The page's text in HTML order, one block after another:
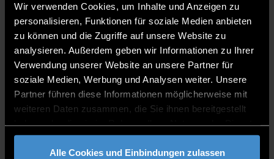
Wir verwenden Cookies, um Inhalte und Anzeigen zu
personalisieren, Funktionen für soziale Medien anbieten
zu können und die Zugriffe auf unsere Website zu
analysieren. Außerdem geben wir Informationen zu Ihrer
Verwendung unserer Website an unsere Partner für
soziale Medien, Werbung und Analysen weiter. Unsere
Partner führen diese Informationen möglicherweise mit
weiteren Daten zusammen, die Sie ihnen bereitgestellt
gesammelt haben.
Alle Cookies und Einbindungen zulassen
Forschungs- und Entwicklungsservices
Forschungs- und Transfersupport
Referentin
ITC2 3.02
0991/3615-5567